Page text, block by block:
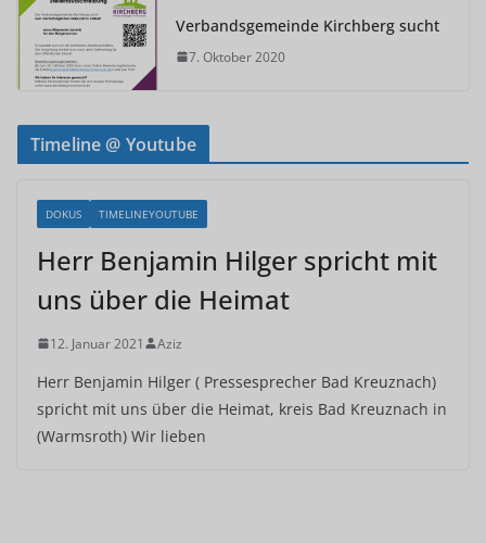
Verbandsgemeinde Kirchberg sucht
7. Oktober 2020
Timeline @ Youtube
DOKUS TIMELINEYOUTUBE
Herr Benjamin Hilger spricht mit
uns über die Heimat
12. Januar 2021 Aziz
Herr Benjamin Hilger ( Pressesprecher Bad Kreuznach)
spricht mit uns über die Heimat, kreis Bad Kreuznach in
(Warmsroth) Wir lieben